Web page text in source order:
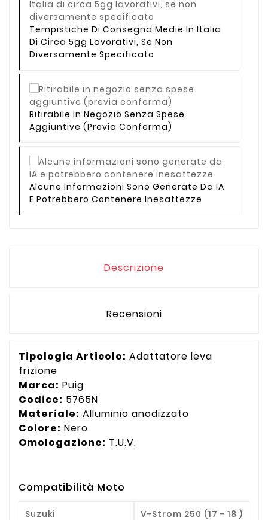
Tempistiche Di Consegna Medie In Italia
Di Circa 5gg Lavorativi, Se Non
Diversamente Specificato
Ritirabile In Negozio Senza Spese
Aggiuntive (previa Conferma)
Alcune Informazioni Sono Generate Da IA
E Potrebbero Contenere Inesattezze
Descrizione
Recensioni
Tipologia Articolo: Adattatore leva
frizione
Marca: Puig
Codice: 5765N
Materiale: Alluminio anodizzato
Colore: Nero
Omologazione: T.U.V.
Compatibilità Moto
Suzuki V-Strom 250 (17 - 18 )